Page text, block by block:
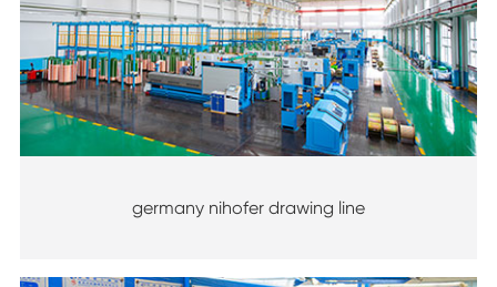
germany nihofer drawing line